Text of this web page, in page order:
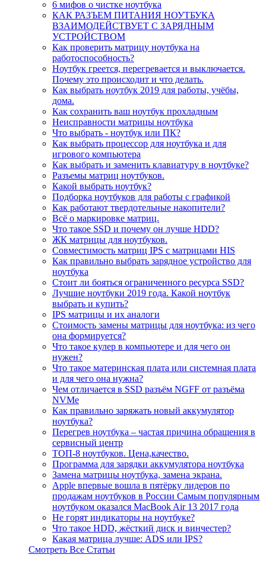
6 мифов о чистке ноутбука
КАК РАЗЪЕМ ПИТАНИЯ НОУТБУКА
ВЗАИМОДЕЙСТВУЕТ С ЗАРЯДНЫМ
УСТРОЙСТВОМ
Как проверить матрицу ноутбука на
работоспособность?
Ноутбук греется, перегревается и выключается.
Почему это происходит и что делать.
Как выбрать ноутбук 2019 для работы, учёбы,
дома.
Как сохранить ваш ноутбук прохладным
Неисправности матрицы ноутбука
Что выбрать - ноутбук или ПК?
Как выбрать процессор для ноутбука и для
игрового компьютера
Как выбрать и заменить клавиатуру в ноутбуке?
Разъемы матриц ноутбуков.
Какой выбрать ноутбук?
Подборка ноутбуков для работы с графикой
Как работают твердотельные накопители?
Всё о маркировке матриц.
Что такое SSD и почему он лучше HDD?
ЖК матрицы для ноутбуков.
Совместимость матриц IPS с матрицами HIS
Как правильно выбрать зарядное устройство для
ноутбука
Стоит ли бояться ограниченного ресурса SSD?
Лучшие ноутбуки 2019 года. Какой ноутбук
выбрать и купить?
IPS матрицы и их аналоги
Стоимость замены матрицы для ноутбука: из чего
она формируется?
Что такое кулер в компьютере и для чего он
нужен?
Что такое материнская плата или системная плата
и для чего она нужна?
Чем отличается в SSD разъём NGFF от разъёма
NVMe
Как правильно заряжать новый аккумулятор
ноутбука?
Перегрев ноутбука – частая причина обращения в
сервисный центр
ТОП-8 ноутбуков. Цена,качество.
Программа для зарядки аккумулятора ноутбука
Замена матрицы ноутбука, замена экрана.
Apple впервые вошла в пятёрку лидеров по
продажам ноутбуков в России Самым популярным
ноутбуком оказался MacBook Air 13 2017 года
Не горят индикаторы на ноутбуке?
Что такое HDD, жёсткий диск и винчестер?
Какая матрица лучше: ADS или IPS?
Смотреть Все Статьи